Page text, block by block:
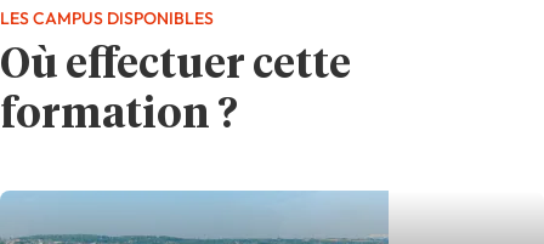
Où effectuer cette
formation ?
LES CAMPUS DISPONIBLES